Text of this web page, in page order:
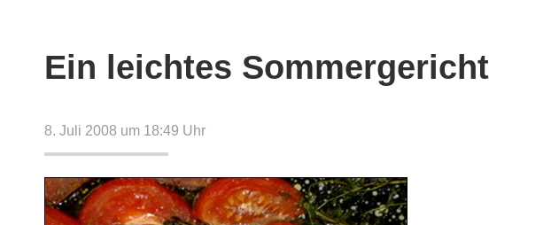
Ein leichtes Sommergericht
8. Juli 2008 um 18:49 Uhr